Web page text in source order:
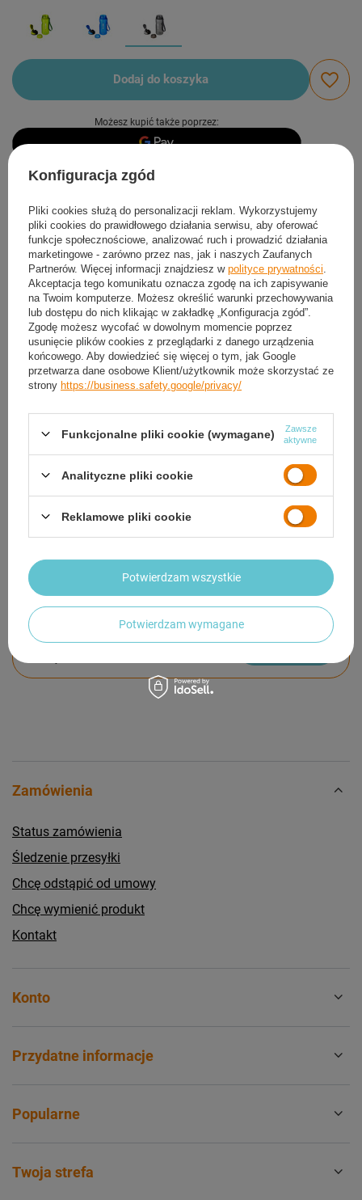
Dodaj do koszyka
Możesz kupić także poprzez:
Produkt dostępny Wysyłka
Darmowa i szybka dostawaod50,00 zł
30 dni na łatwy zwrot
Sprawdź, w którym sklepie obejrzysz i kupisz od ręki
Bezpieczne zakupy
Darmowa dostawa do paczkomatu lub punktu
odbioru
Smile - dostawy ze sklepów internetowych przy zamówieniu od50,00 złsą za
darmoWięcej informacji.
SZCZEGÓŁOWE DANE
GWARANCJA
Potrzebujesz pomocy? Masz pytania?
Zadaj pytanie a my odpowiemy niezwłocznie,
Zadaj pytanie
Zamówienia
Status zamówienia
Śledzenie przesyłki
Chcę odstąpić od umowy
Chcę wymienić produkt
Kontakt
Konto
Przydatne informacje
Popularne
Twoja strefa
Konfiguracja zgód
Pliki cookies służą do personalizacji reklam. Wykorzystujemy
pliki cookies do prawidłowego działania serwisu, aby oferować
funkcje społecznościowe, analizować ruch i prowadzić działania
marketingowe - zarówno przez nas, jak i naszych Zaufanych
Partnerów. Więcej informacji znajdziesz w polityce prywatności
Akceptacja tego komunikatu oznacza zgodę na ich zapisywanie
na Twoim komputerze. Możesz określić warunki przechowywania
lub dostępu do nich klikając w zakładkę „Konfiguracja zgód”.
Zgodę możesz wycofać w dowolnym momencie poprzez
usunięcie plików cookies z przeglądarki z danego urządzenia
końcowego. Aby dowiedzieć się więcej o tym, jak Google
przetwarza dane osobowe Klient/użytkownik może skorzystać ze
strony https://business.safety.google/privacy/
Funkcjonalne pliki cookie (wymagane)
Zawsze
aktywne
Analityczne pliki cookie
Reklamowe pliki cookie
Potwierdzam wymagane
Potwierdzam wszystkie